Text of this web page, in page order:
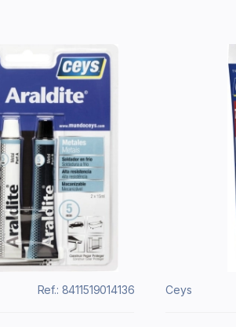
Ref.: 8411519014136 Ceys